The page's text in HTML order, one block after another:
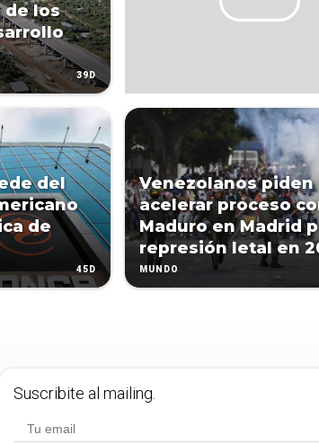
de los
39D
del
de
45D
Venezolanos piden
acelerar proceso
Maduro en Madrid
represión letal en
MUNDO
Suscribite al mailing.